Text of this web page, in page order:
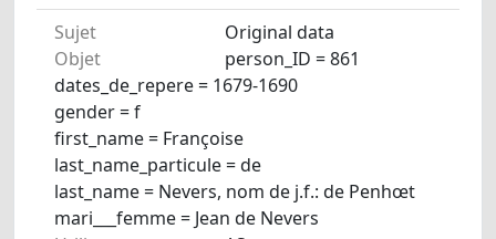
Sujet
Original data
Objet
person_ID = 861
dates_de_repere = 1679-1690
gender = f
first_name = Françoise
last_name_particule = de
last_name = Nevers, nom de j.f.: de Penhœt
mari___femme = Jean de Nevers